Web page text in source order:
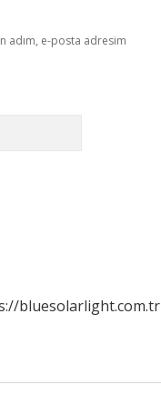
adım, e-posta adresim
bluesolarlight.com.tr